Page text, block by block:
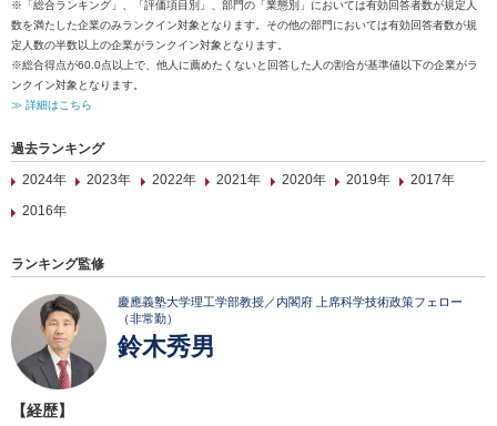
※「総合ランキング」、「評価項目別」、部門の「業態別」においては有効回答者数が規定人
数を満たした企業のみランクイン対象となります。その他の部門においては有効回答者数が規
定人数の半数以上の企業がランクイン対象となります。
※総合得点が60.0点以上で、他人に薦めたくないと回答した人の割合が基準値以下の企業がラ
ンクイン対象となります。
≫ 詳細はこちら
過去ランキング
2024年
2023年 2022年 2021年 2020年 2019年
2017年
2016年
ランキング監修
慶應義塾大学理工学部教授／内閣府 上席科学技術政策フェロー
（非常勤）
鈴木秀男
【経歴】